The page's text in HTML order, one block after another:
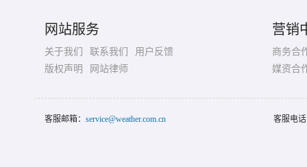
网站服务
关于我们 联系我们
用户反馈
版权声明
网站律师
营销
商务合
媒资合
客服邮箱： service@weather.com.cn 客服电